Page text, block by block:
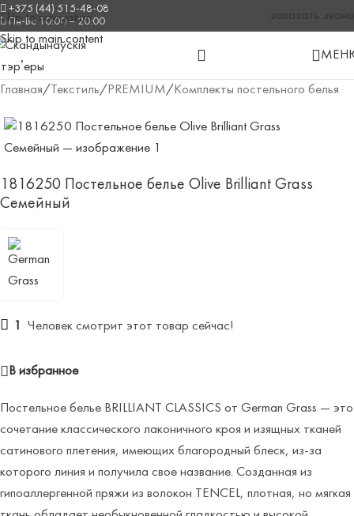
Skip to navigation
Skip to main content
+375 (44) 515-48-08
Пн-Вс 10:00 – 20:00
заказать
Главная/ Текстиль/ PREMIUM/ Комплекты постельного белья
1816250 Постельное белье Olive Brilliant Grass
Семейный
Человек смотрит этот товар сейчас!
В избранное
Постельное белье BRILLIANT CLASSICS от German Grass — это
сочетание классического лаконичного кроя и изящных тканей
сатинового плетения, имеющих благородный блеск, из-за
которого линия и получила свое название. Созданная из
гипоаллергенной пряжи из волокон TENCEL, плотная, но мягкая